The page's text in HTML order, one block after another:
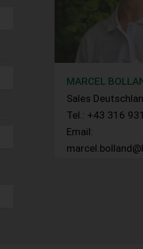
MARCEL
Sales
Tel.: +43 316
Email: